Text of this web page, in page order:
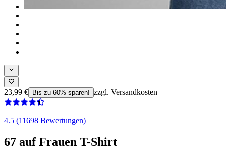
23,99 € Bis zu 60% sparen! zzgl. Versandkosten
4.5 (11698 Bewertungen)
67 auf Frauen T-Shirt